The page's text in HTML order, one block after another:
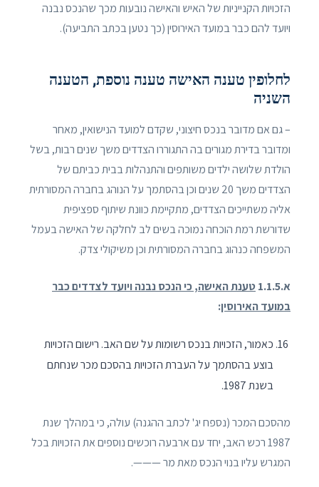
הזכויות הקנייניות של האיש והאישה נובעות מכך שהנכס נבנה
ויועד להם כבר במועד האירוסין (כך נטען בכתב התביעה).
לחלופין טענה האישה טענה נוספת, הטענה
השניה
– גם אם מדובר בנכס חיצוני, שקדם למועד הנישואין, מאחר
ומדובר בדירת מגורים בה התגוררו הצדדים משך שנים רבות, בשל
הולדת שלושה ילדים משותפים והתנהלות בבית כביתם של
הצדדים משך 20 שנים וכן בהסתמך על הנוהג בחברה המסורתית
אליה משתייכים הצדדים, מתקיימת כוונת שיתוף ספציפית
שדורשת רמת הוכחה נמוכה בשים לב לחלקה של האישה בעמל
המשפחה כנהוג בחברה המסורתית וכן משיקולי צדק.
א.1.1.5
טענת האישה, כי הנכס נבנה ויועד לצדדים כבר
במועד האירוסין:
כאמור, הזכויות בנכס רשומות על שם האב. רישום הזכויות
בוצע בהסתמך על העברת הזכויות בהסכם מכר שנחתם
בשנת 1987.
מהסכם המכר (נספח יג' לכתב ההגנה) עולה, כי במהלך שנת
1987 רכש האב, יחד עם ארבעה רוכשים נוספים את הזכויות בכל
המגרש עליו בנוי הנכס מאת מר ———.